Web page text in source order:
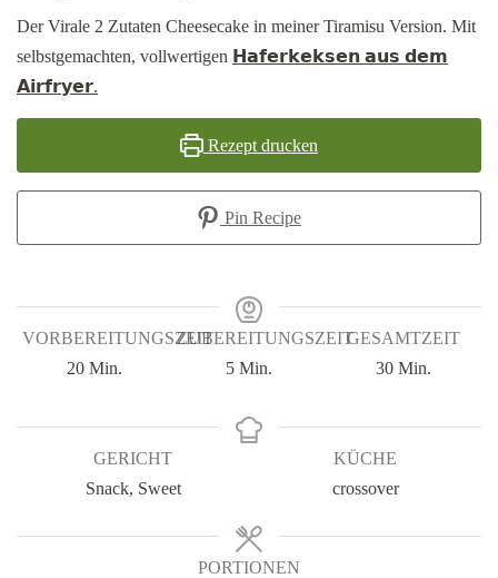
Der Virale 2 Zutaten Cheesecake in meiner Tiramisu Version. Mit
selbstgemachten, vollwertigen 𝗛𝗮𝗳𝗲𝗿𝗸𝗲𝗸𝘀𝗲𝗻 𝗮𝘂𝘀 𝗱𝗲𝗺
𝗔𝗶𝗿𝗳𝗿𝘆𝗲𝗿.
Rezept drucken
Pin Recipe
VORBEREITUNGSZEIT
20Minuten
Min.
ZUBEREITUNGSZEIT
5Minuten
Min.
GESAMTZEIT
30Minuten
Min.
GERICHT
Snack, Sweet
KÜCHE
crossover
PORTIONEN